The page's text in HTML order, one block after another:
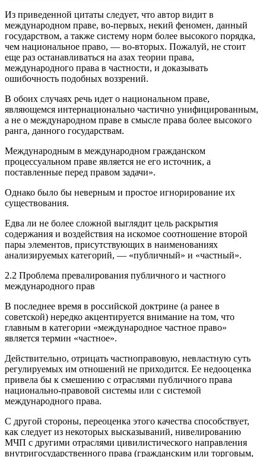
Из приведенной цитаты следует, что автор видит в
международном праве, во-первых, некий феномен, данный
государством, а также систему норм более высокого порядка,
чем национальное право, — во-вторых. Пожалуй, не стоит
еще раз останавливаться на азах теории права,
международного права в частности, и доказывать
ошибочность подобных воззрений.
В обоих случаях речь идет о национальном праве,
являющемся интернационально частично унифицированным,
а не о международном праве в смысле права более высокого
ранга, данного государствам.
Международным в международном гражданском
процессуальном праве является не его источник, а
поставленные перед правом задачи».
Однако было бы неверным и простое игнорирование их
существования.
Едва ли не более сложной выглядит цель раскрытия
содержания и воздействия на искомое соотношение второй
пары элементов, присутствующих в наименованиях
анализируемых категорий, — «публичный» и «частный».
2.2 Проблема превалирования публичного и частного
международного прав
В последнее время в российской доктрине (а ранее в
советской) нередко акцентируется внимание на том, что
главным в категории «международное частное право»
является термин «частное».
Действительно, отрицать частноправовую, невластную суть
регулируемых им отношений не приходится. Ее недооценка
привела бы к смешению с отраслями публичного права
национально-правовой системы или с системой
международного права.
С другой стороны, переоценка этого качества способствует,
как следует из некоторых высказываний, нивелированию
МЧП с другими отраслями цивилистического направления
внутригосударственного права (гражданским или торговым,